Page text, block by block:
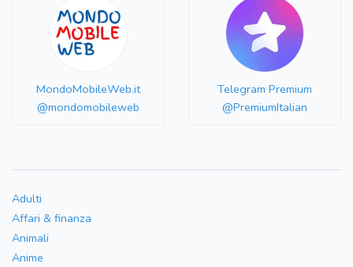
MondoMobileWeb.it
@mondomobileweb
Telegram Premium
@PremiumItalian
Adulti
Affari & finanza
Animali
Anime